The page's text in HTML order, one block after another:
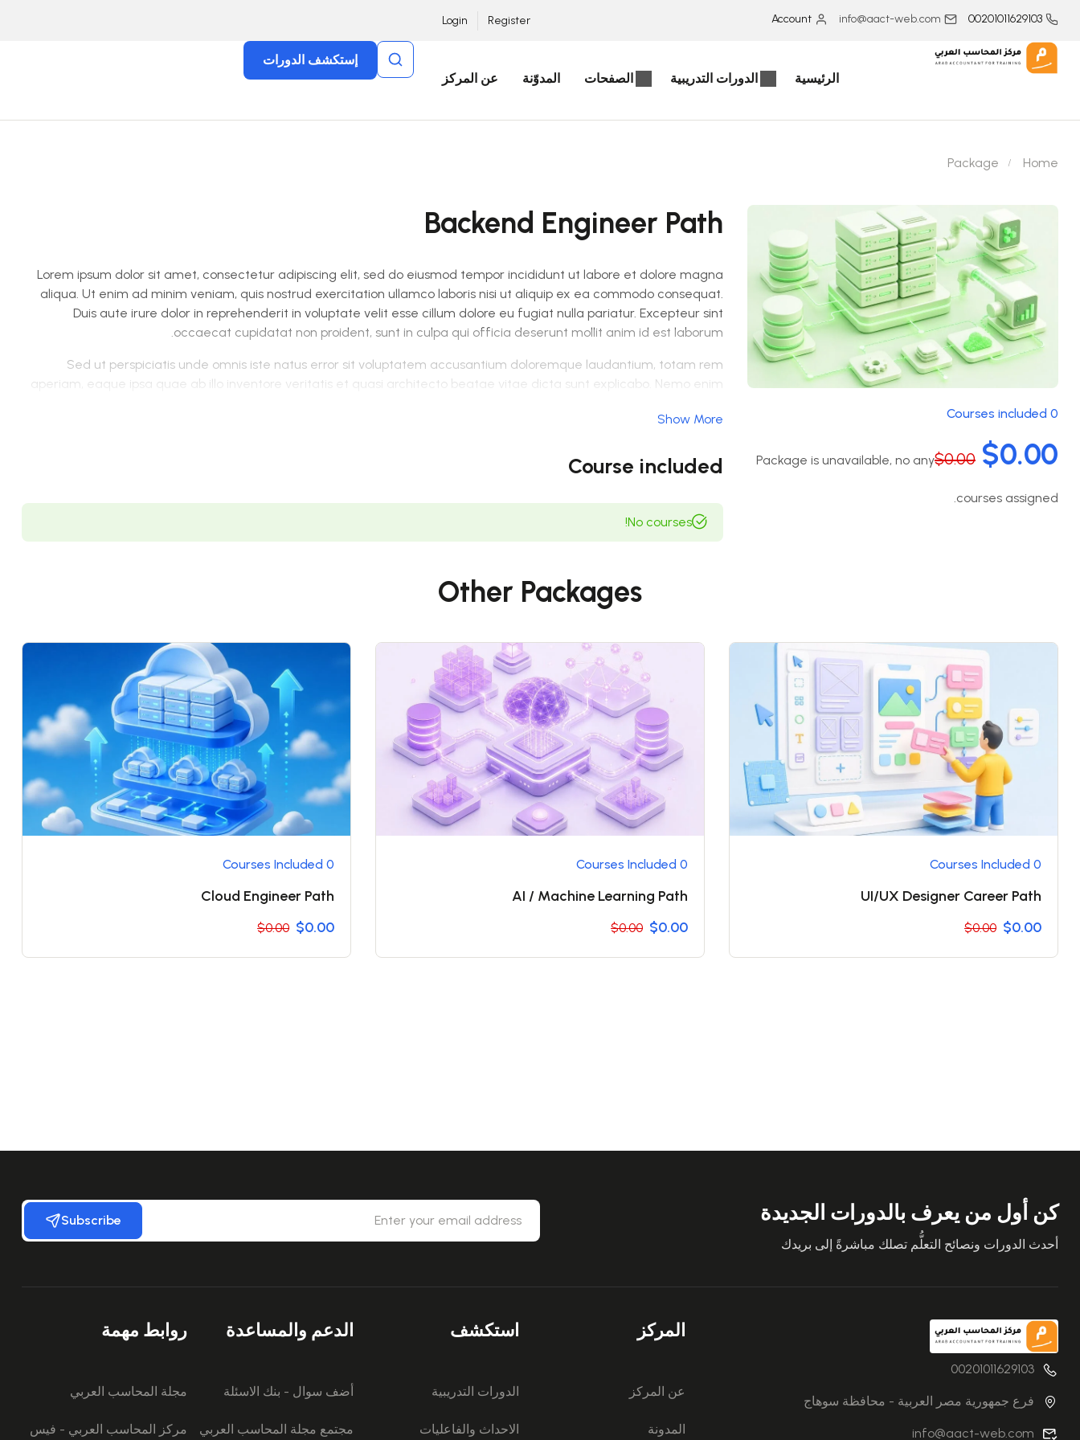
00201011629103
info@aact-web.com
Account
Register
Login
الرئيسية الدورات التدريبية الصفحات المدوّنة عن المركز
إستكشف الدورات
Home
Package
0 Courses included
$0.00 $0.00
Package is unavailable, no any
courses assigned.
Backend Engineer Path
Lorem ipsum dolor sit amet, consectetur adipiscing elit, sed do eiusmod tempor incididunt ut labore et dolore magna
aliqua. Ut enim ad minim veniam, quis nostrud exercitation ullamco laboris nisi ut aliquip ex ea commodo consequat.
Duis aute irure dolor in reprehenderit in voluptate velit esse cillum dolore eu fugiat nulla pariatur. Excepteur sint
occaecat cupidatat non proident, sunt in culpa qui officia deserunt mollit anim id est laborum.
Sed ut perspiciatis unde omnis iste natus error sit voluptatem accusantium doloremque laudantium, totam rem
aperiam, eaque ipsa quae ab illo inventore veritatis et quasi architecto beatae vitae dicta sunt explicabo. Nemo enim
voluptatem sequi nesciunt. Neque porro quisquam est, qui dolorem ipsum quia dolor sit amet, consectetur, adipisci velit,
ad minima veniam, quis nostrum exercitationem ullam corporis suscipit laboriosam, nisi ut aliquid ex ea commodi
vel illum qui dolorem eum fugiat quo voluptas nulla pariatur.
Show More
Course included
No courses!
Other Packages
0 Courses Included
UI/UX Designer Career Path
$0.00 $0.00
0 Courses Included
AI / Machine Learning Path
$0.00 $0.00
0 Courses Included
Cloud Engineer Path
$0.00 $0.00
كن أول من يعرف بالدورات الجديدة
أحدث الدورات ونصائح التعلُّم تصلك مباشرةً إلى بريدك
Subscribe
00201011629103
فرع جمهورية مصر العربية - محافظة سوهاج
info@aact-web.com
المركز
عن المركز
المدونة
استكشف
الدورات التدريبية
الاحداث والفاعليات
الدعم والمساعدة
أضف سوال - بنك الاسئلة
مجتمع مجلة المحاسب العربي
روابط مهمة
مجلة المحاسب العربي
مركز المحاسب العربي - فيس